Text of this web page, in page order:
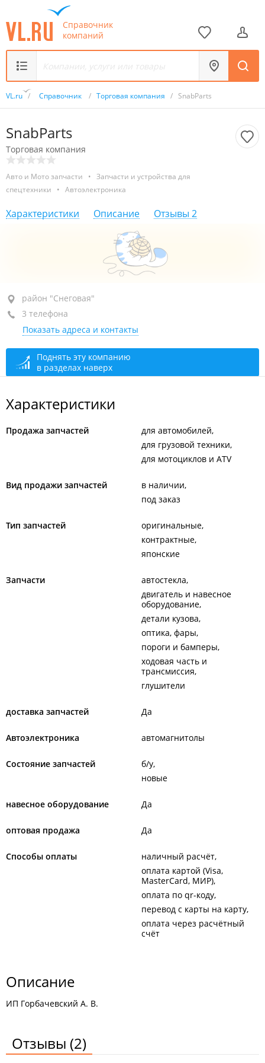
Справочник
компаний
VL.ru / Справочник / Торговая компания / SnabParts
SnabParts
Торговая компания
Авто и Мото запчасти • Запчасти и устройства для
спецтехники
• Автоэлектроника
Характеристики Описание Отзывы 2
район "Снеговая", ул. Деревенская, 20 стр. 5
+7 (423) 292-12-72
+7 914 976-05-05
сегодня закрыто
район "Снеговая"
3 телефона
Показать адреса и контакты
Поднять эту компанию
в разделах наверх
Характеристики
Продажа запчастей
для автомобилей
для грузовой техники
для мотоциклов и ATV
Вид продажи запчастей
в наличии
под заказ
Тип запчастей
оригинальные
контрактные
японские
Запчасти
автостекла
двигатель и навесное
оборудование
детали кузова
оптика, фары
пороги и бамперы
ходовая часть и
трансмиссия
глушители
доставка запчастей Да
Автоэлектроника автомагнитолы
Состояние запчастей
б/у
новые
навесное оборудование Да
оптовая продажа Да
Способы оплаты
наличный расчёт
оплата картой (Visa,
MasterCard, МИР)
оплата по qr-коду
перевод с карты на карту
оплата через расчётный
счёт
Описание
ИП Горбачевский А. В.
Отзывы (2)